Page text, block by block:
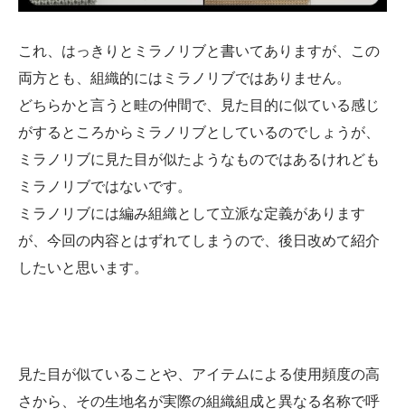
これ、はっきりとミラノリブと書いてありますが、この
両方とも、組織的にはミラノリブではありません。
どちらかと言うと畦の仲間で、見た目的に似ている感じ
がするところからミラノリブとしているのでしょうが、
ミラノリブに見た目が似たようなものではあるけれども
ミラノリブではないです。
ミラノリブには編み組織として立派な定義があります
が、今回の内容とはずれてしまうので、後日改めて紹介
したいと思います。
見た目が似ていることや、アイテムによる使用頻度の高
さから、その生地名が実際の組織組成と異なる名称で呼